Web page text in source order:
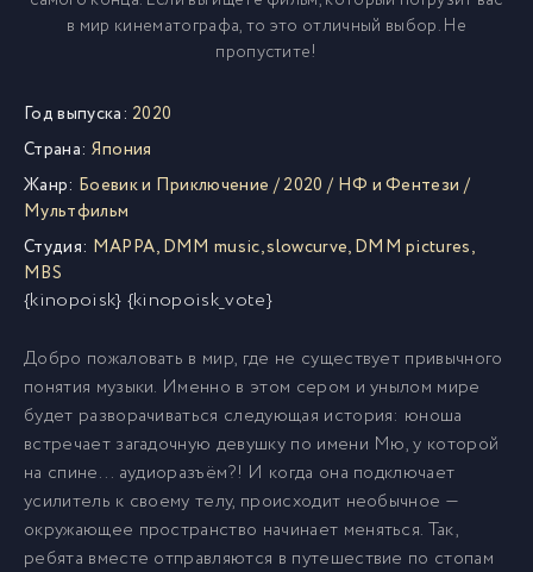
в мир кинематографа, то это отличный выбор. Не
пропустите!
Год выпуска: 2020
Страна: Япония
Жанр: Боевик и Приключение /2020 / НФ и Фентези /
Мультфильм
Студия: MAPPA,DMM music,slowcurve,DMM pictures,
MBS
{kinopoisk} {kinopoisk_vote}
Добро пожаловать в мир, где не существует привычного
понятия музыки. Именно в этом сером и унылом мире
будет разворачиваться следующая история: юноша
встречает загадочную девушку по имени Мю, у которой
на спине... аудиоразъём?! И когда она подключает
усилитель к своему телу, происходит необычное —
окружающее пространство начинает меняться. Так,
ребята вместе отправляются в путешествие по стопам